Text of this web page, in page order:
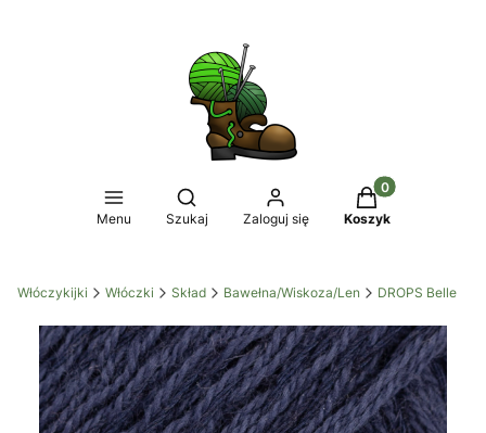
Menu
Otwórz wyszukiwarkę
Szukaj Zaloguj się
Produkty w
Koszyk
Włóczykijki Włóczki Skład Bawełna/Wiskoza/Len DROPS Belle